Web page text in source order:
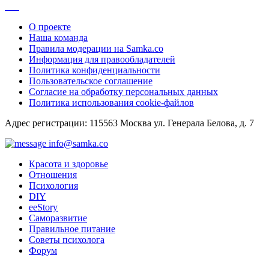
О проекте
Наша команда
Правила модерации на Samka.co
Информация для правообладателей
Политика конфиденциальности
Пользовательское соглашение
Согласие на обработку персональных данных
Политика использования cookie-файлов
Адрес регистрации: 115563 Москва ул. Генерала Белова, д. 7
info@samka.co
Красота и здоровье
Отношения
Психология
DIY
ееStory
Саморазвитие
Правильное питание
Советы психолога
Форум